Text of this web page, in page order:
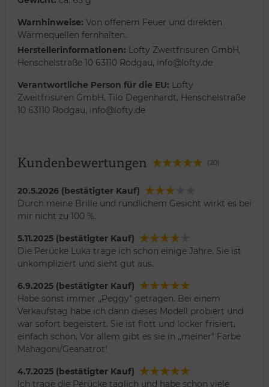
Warnhinweise: Von offenem Feuer und direkten
Wärmequellen fernhalten.
Herstellerinformationen: Lofty Zweitfrisuren GmbH,
Henschelstraße 10 63110 Rodgau, info@lofty.de
Verantwortliche Person für die EU: Lofty
Zweitfrisuren GmbH, Tilo Degenhardt, Henschelstraße
10 63110 Rodgau, info@lofty.de
Kundenbewertungen (20)
20.5.2026 (bestätigter Kauf)
Durch meine Brille und rundlichem Gesicht wirkt es bei
mir nicht zu 100 %.
5.11.2025 (bestätigter Kauf)
Die Perücke Luka trage ich schon einige Jahre. Sie ist
unkompliziert und sieht gut aus.
6.9.2025 (bestätigter Kauf)
Habe sonst immer ,,Peggy" getragen. Bei einem
Verkaufstag habe ich dann dieses Modell probiert und
war sofort begeistert. Sie ist flott und locker frisiert,
einfach schön. Vor allem gibt es sie in ,,meiner" Farbe
Mahagoni/Geanatrot!
4.7.2025 (bestätigter Kauf)
Ich trage die Perücke täglich und habe schon viele